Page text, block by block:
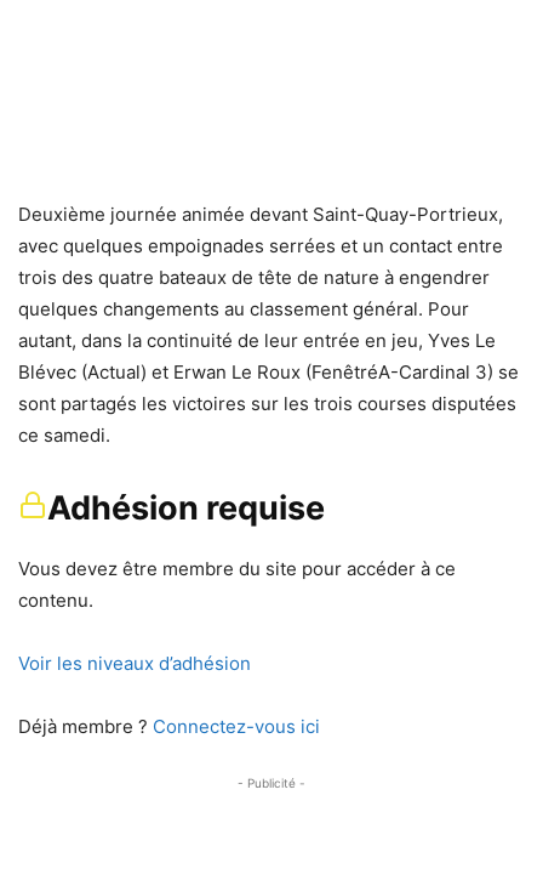
Deuxième journée animée devant Saint-Quay-Portrieux,
avec quelques empoignades serrées et un contact entre
trois des quatre bateaux de tête de nature à engendrer
quelques changements au classement général. Pour
autant, dans la continuité de leur entrée en jeu, Yves Le
Blévec (Actual) et Erwan Le Roux (FenêtréA-Cardinal 3) se
sont partagés les victoires sur les trois courses disputées
ce samedi.
Adhésion requise
Vous devez être membre du site pour accéder à ce
contenu.
Voir les niveaux d’adhésion
Déjà membre ? Connectez-vous ici
- Publicité -